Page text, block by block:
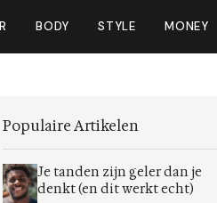
BODY STYLE MONEY
Populaire Artikelen
Je tanden zijn geler dan je
denkt (en dit werkt echt)